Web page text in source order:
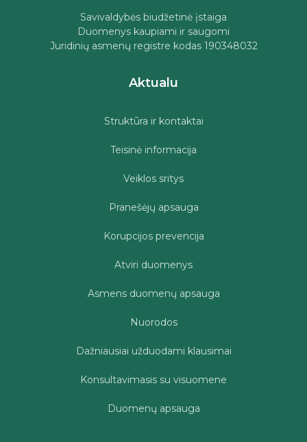
Savivaldybės biudžetinė įstaiga
Duomenys kaupiami ir saugomi
Juridinių asmenų registre kodas 190348032
Aktualu
Struktūra ir kontaktai
Teisinė informacija
Veiklos sritys
Pranešėjų apsauga
Korupcijos prevencija
Atviri duomenys
Asmens duomenų apsauga
Nuorodos
Dažniausiai užduodami klausimai
Konsultavimasis su visuomene
Duomenų apsauga